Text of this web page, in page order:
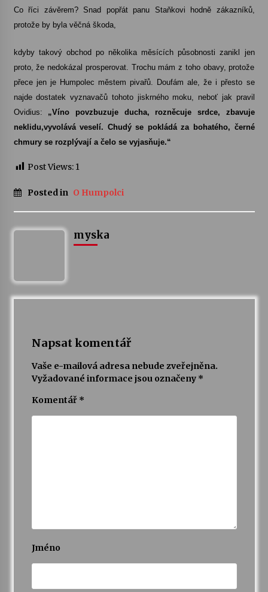
Co říci závěrem? Snad popřát panu Staňkovi hodně zákazníků,
protože by byla věčná škoda,
kdyby takový obchod po několika měsících působnosti zanikl jen
proto, že nedokázal prosperovat. Trochu mám z toho obavy, protože
přece jen je Humpolec městem pivařů. Doufám ale, že i přesto se
najde dostatek vyznavačů tohoto jiskrného moku, neboť jak pravil
Ovidius: „Víno povzbuzuje ducha, rozněcuje srdce, zbavuje
neklidu,vyvolává veselí. Chudý se pokládá za bohatého, černé
chmury se rozplývají a čelo se vyjasňuje.“
Post Views: 1
Posted in O Humpolci
myska
Napsat komentář
Vaše e-mailová adresa nebude zveřejněna.
Vyžadované informace jsou označeny *
Komentář *
Jméno